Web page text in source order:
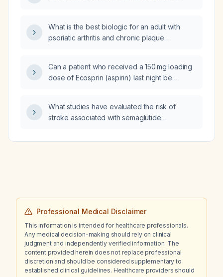
What is the best biologic for an adult with
psoriatic arthritis and chronic plaque
Can a patient who received a 150 mg loading
dose of Ecosprin (aspirin) last night be
What studies have evaluated the risk of
stroke associated with semaglutide
Professional Medical Disclaimer
This information is intended for healthcare professionals.
Any medical decision-making should rely on clinical
judgment and independently verified information. The
content provided herein does not replace professional
discretion and should be considered supplementary to
established clinical guidelines. Healthcare providers should